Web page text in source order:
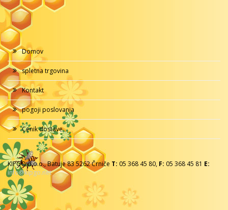
Domov
spletna trgovina
Kontakt
pogoji poslovanja
Cenik dostave
KIPGO d.o.o., Batuje 83 5262 Črniče T: 05 368 45 80, F: 05 368 45 81 E:
info@kipgo.net